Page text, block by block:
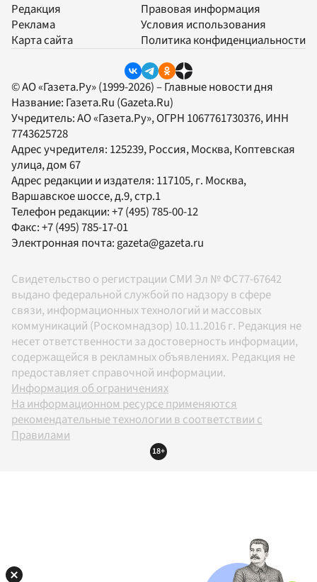
Редакция
Реклама
Карта сайта
Правовая информация
Условия использования
Политика конфиденциальности
© АО «Газета.Ру» (1999-2026) – Главные новости дня
Название: Газета.Ru (Gazeta.Ru)
Учредитель:АО «Газета.Ру», ОГРН 1067761730376, ИНН
7743625728
Адрес учредителя: 125239, Россия, Москва, Коптевская
улица, дом 67
Адрес редакции и издателя: 117105, г. Москва,
Варшавское шоссе, д.9, стр.1
Телефон редакции:+7 (495) 785-00-12
Факс:+7 (495) 785-17-01
Электронная почта:gazeta@gazeta.ru
Свидетельство о регистрации СМИ Эл № ФС77-67642
выдано федеральной службой по надзору в сфере
связи, информационных технологий и массовых
коммуникаций (Роскомнадзор) 10.11.2016 г. Редакция не
несет ответственности за достоверность информации,
содержащейся в рекламных объявлениях. Редакция не
предоставляет справочной информации.
Информация об ограничениях
На информационном ресурсе применяются
рекомендательные технологии в соответствии с
Правилами
18+